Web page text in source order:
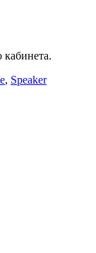
, Speaker